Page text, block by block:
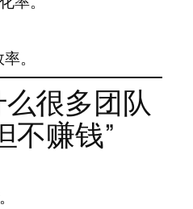
。
很多团队
不赚钱”